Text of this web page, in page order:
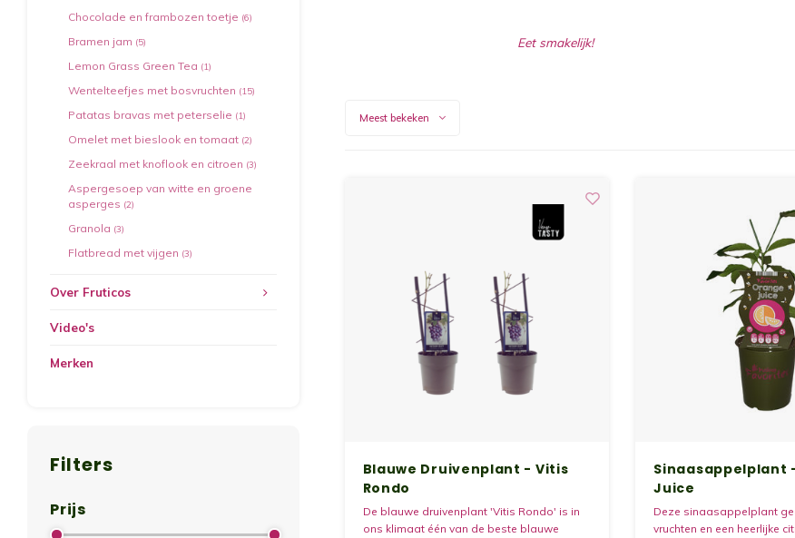
Chocolade en frambozen toetje (6)
Bramen jam (5)
Lemon Grass Green Tea (1)
Wentelteefjes met bosvruchten (15)
Patatas bravas met peterselie (1)
Omelet met bieslook en tomaat (2)
Zeekraal met knoflook en citroen (3)
Aspergesoep van witte en groene
asperges (2)
Granola (3)
Flatbread met vijgen (3)
Over Fruticos
Video's
Merken
Filters
Prijs
Eet smakelijk!
Meest bekeken
Blauwe Druivenplant - Vitis
Rondo
De blauwe druivenplant 'Vitis Rondo' is in
ons klimaat één van de beste blauwe
Sinaasappelplant
Juice
Deze sinaasappelplant
vruchten en een heerlijke